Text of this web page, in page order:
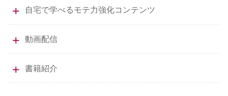
自宅で学べるモテ力強化コンテンツ
動画配信
書籍紹介